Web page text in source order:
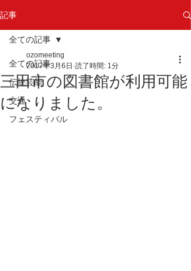
記事
全ての記事
伝統芸能
交通
フェスティバル
全ての記事
三田市の図書館が利用可能
になりました。
ozomeeting
2017年3月6日 読了時間: 1分